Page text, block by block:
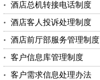
酒店总机转接电话制度
酒店客人投诉处理制度
酒店前厅部服务管理制度
客户信息库管理制度
客户需求信息处理办法